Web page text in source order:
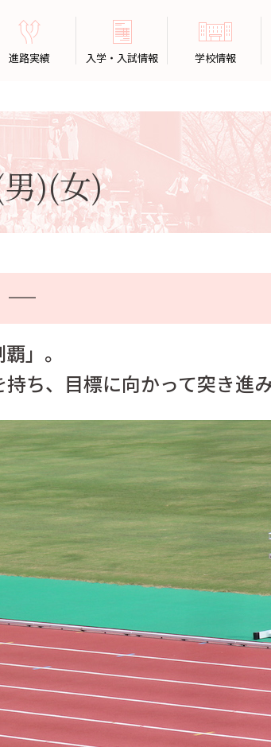
進路実績 入学・入試情報 学校情報
)(女)
─
」。
ち、目標に向かって突き進み